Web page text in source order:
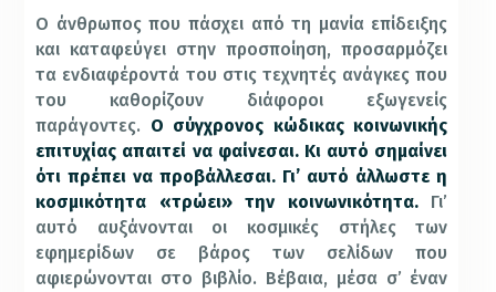
Ο άνθρωπος που πάσχει από τη μανία επίδειξης
και καταφεύγει στην προσποίηση, προσαρμόζει
τα ενδιαφέροντά του στις τεχνητές ανάγκες που
του καθορίζουν διάφοροι εξωγενείς
παράγοντες. Ο σύγχρονος κώδικας κοινωνικής
επιτυχίας απαιτεί να φαίνεσαι. Κι αυτό σημαίνει
ότι πρέπει να προβάλλεσαι. Γι’ αυτό άλλωστε η
κοσμικότητα «τρώει» την κοινωνικότητα.Γι’
αυτό αυξάνονται οι κοσμικές στήλες των
εφημερίδων σε βάρος των σελίδων που
αφιερώνονται στο βιβλίο. Βέβαια, μέσα σ’ έναν